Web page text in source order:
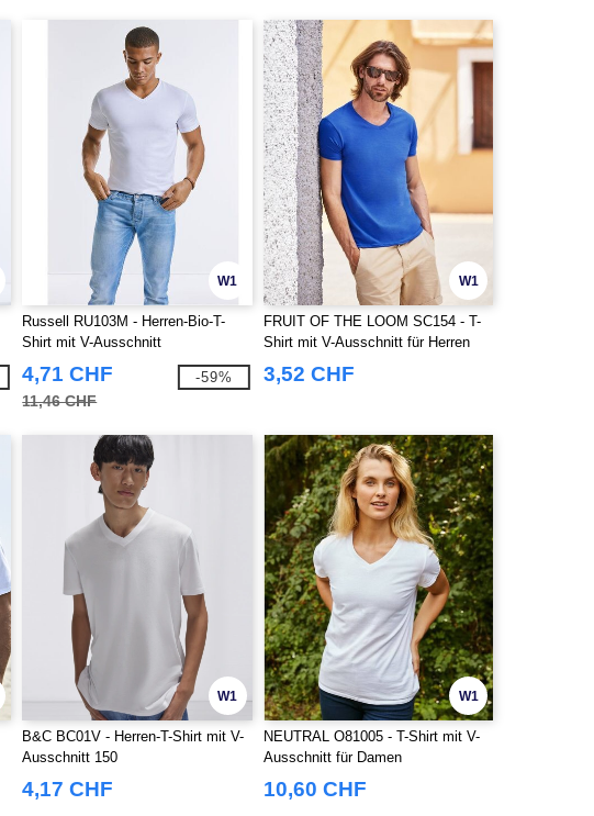
W1
Russell RU103M - Herren-Bio-T-
Shirt mit V-Ausschnitt
4,71 CHF
11,46 CHF
-59%
W1
FRUIT OF THE LOOM SC154 - T-
Shirt mit V-Ausschnitt für Herren
3,52 CHF
W1
B&C BC01V - Herren-T-Shirt mit V-
Ausschnitt 150
4,17 CHF
W1
NEUTRAL O81005 - T-Shirt mit V-
Ausschnitt für Damen
10,60 CHF